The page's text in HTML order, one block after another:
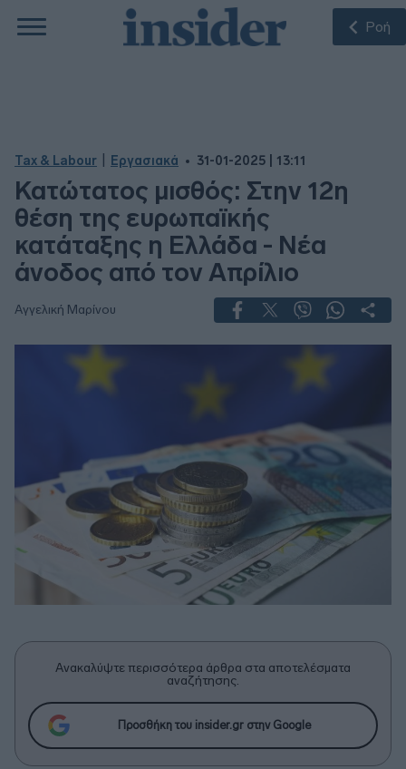
Ροή
Tax & Labour Εργασιακά 31-01-2025 | 13:11
Κατώτατος μισθός: Στην 12η
θέση της ευρωπαϊκής
κατάταξης η Ελλάδα - Νέα
άνοδος από τον Απρίλιο
Αγγελική Μαρίνου
Ανακαλύψτε περισσότερα άρθρα στα αποτελέσματα
αναζήτησης.
Προσθήκη του insider.gr στην Google